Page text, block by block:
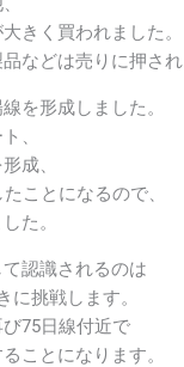
きく買われました。
などは売りに押さ
を形成しました。
、
成、
ことになるので、
た。
認識されるのは
挑戦します。
75日線付近で
ことになります。